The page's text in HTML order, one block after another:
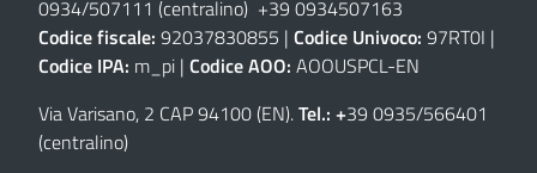
0934/507111 (centralino) +39 0934507163
Codice fiscale: 92037830855 | Codice Univoco: 97RT0I |
Codice IPA: m_pi | Codice AOO: AOOUSPCL-EN
Via Varisano, 2 CAP 94100 (EN).Tel.: +39 0935/566401
(centralino)